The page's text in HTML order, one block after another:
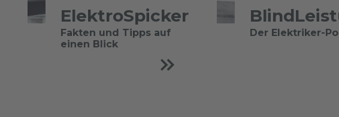
ElektroSpicker
Fakten und Tipps auf
einen Blick
Der Elektriker-